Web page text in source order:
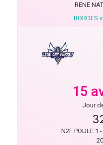
RENE
BORDES
15
Jour
N2F POULE 1